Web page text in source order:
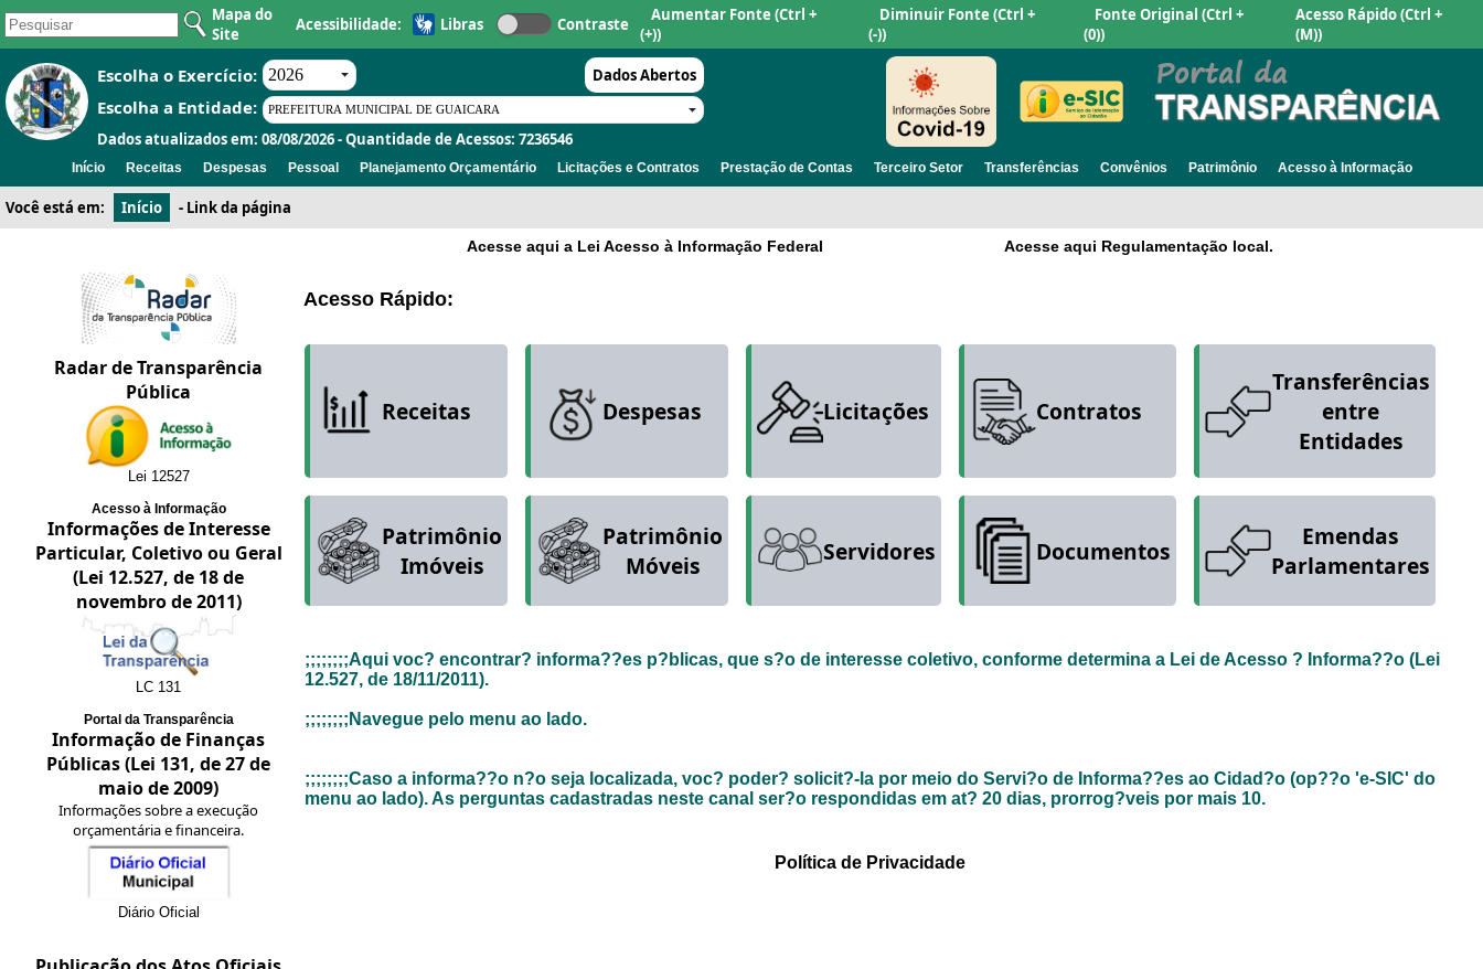
Mapa do
Site
Acessibilidade: Libras Contraste Aumentar Fonte(Ctrl +
(+))
Diminuir Fonte(Ctrl +
(-))
Fonte Original(Ctrl +
(0))
Acesso Rápido(Ctrl +
(M))
Escolha o Exercício: Dados Abertos
Escolha a Entidade:
Dados atualizados em: 08/08/2026 - Quantidade de Acessos: 7236546
Início Receitas Despesas Pessoal Planejamento Orçamentário Licitações e Contratos Prestação de Contas Terceiro Setor Transferências Convênios Patrimônio Acesso à Informação
Você está em: Início - Link da página